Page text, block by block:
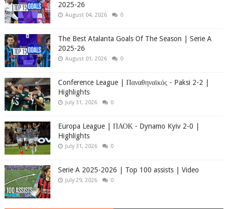
2025-26
August 04, 2026 0
The Best Atalanta Goals Of The Season | Serie A
2025-26
August 01, 2026 0
Conference League | Παναθηναϊκός - Paksi 2-2 |
Highlights
July 31, 2026 0
Europa League | ΠΑΟΚ - Dynamo Kyiv 2-0 |
Highlights
July 31, 2026 0
Serie A 2025-2026 | Top 100 assists | Video
July 29, 2026 0